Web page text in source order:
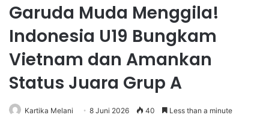
Garuda Muda Menggila!
Indonesia U19 Bungkam
Vietnam dan Amankan
Status Juara Grup A
Kartika Melani 8 Juni 2026 40 Less than a minute